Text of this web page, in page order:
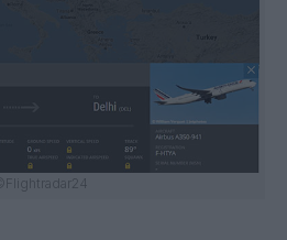
©Flightradar24